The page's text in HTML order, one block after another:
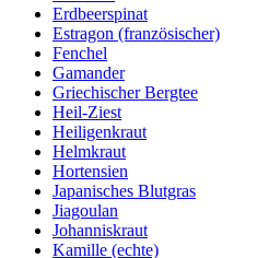
Erdbeerspinat
Estragon (französischer)
Fenchel
Gamander
Griechischer Bergtee
Heil-Ziest
Heiligenkraut
Helmkraut
Hortensien
Japanisches Blutgras
Jiagoulan
Johanniskraut
Kamille (echte)